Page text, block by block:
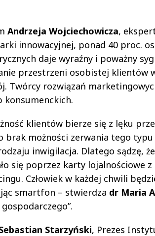
Andrzeja Wojciechowicza,
innowacyjnej, ponad 40 proc.
daje wyraźny i poważny
przestrzeni osobistej klientów
Twórcy rozwiązań
konsumenckich.
klientów bierze się z lęku
brak możności zerwania tego
inwigilacja. Dlatego sądzę,
się poprzez karty lojalnościowe
Człowiek w każdej chwili
smartfon – stwierdza dr Maria
Starzyński, Prezes